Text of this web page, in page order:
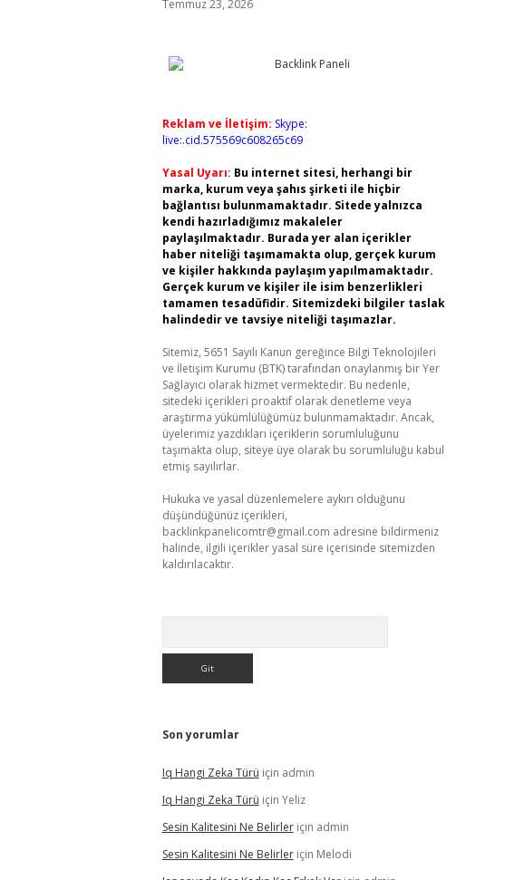
Temmuz 23, 2026
Reklam ve İletişim: Skype:
live:.cid.575569c608265c69
Yasal Uyarı: Bu internet sitesi, herhangi bir
marka, kurum veya şahıs şirketi ile hiçbir
bağlantısı bulunmamaktadır. Sitede yalnızca
kendi hazırladığımız makaleler
paylaşılmaktadır. Burada yer alan içerikler
haber niteliği taşımamakta olup, gerçek kurum
ve kişiler hakkında paylaşım yapılmamaktadır.
Gerçek kurum ve kişiler ile isim benzerlikleri
tamamen tesadüfidir. Sitemizdeki bilgiler taslak
halindedir ve tavsiye niteliği taşımazlar.
Sitemiz, 5651 Sayılı Kanun gereğince Bilgi Teknolojileri
ve İletişim Kurumu (BTK) tarafından onaylanmış bir Yer
Sağlayıcı olarak hizmet vermektedir. Bu nedenle,
sitedeki içerikleri proaktif olarak denetleme veya
araştırma yükümlülüğümüz bulunmamaktadır. Ancak,
üyelerimiz yazdıkları içeriklerin sorumluluğunu
taşımakta olup, siteye üye olarak bu sorumluluğu kabul
etmiş sayılırlar.
Hukuka ve yasal düzenlemelere aykırı olduğunu
düşündüğünüz içerikleri,
backlinkpanelicomtr@gmail.com adresine bildirmeniz
halinde, ilgili içerikler yasal süre içerisinde sitemizden
kaldırılacaktır.
Son yorumlar
Iq Hangi Zeka Türü için admin
Iq Hangi Zeka Türü için Yeliz
Sesin Kalitesini Ne Belirleriçin admin
Sesin Kalitesini Ne Belirleriçin Melodi